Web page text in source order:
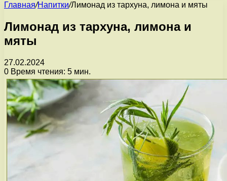
Главная/Напитки/Лимонад из тархуна, лимона и мяты
Лимонад из тархуна, лимона и
мяты
27.02.2024
0 Время чтения: 5 мин.